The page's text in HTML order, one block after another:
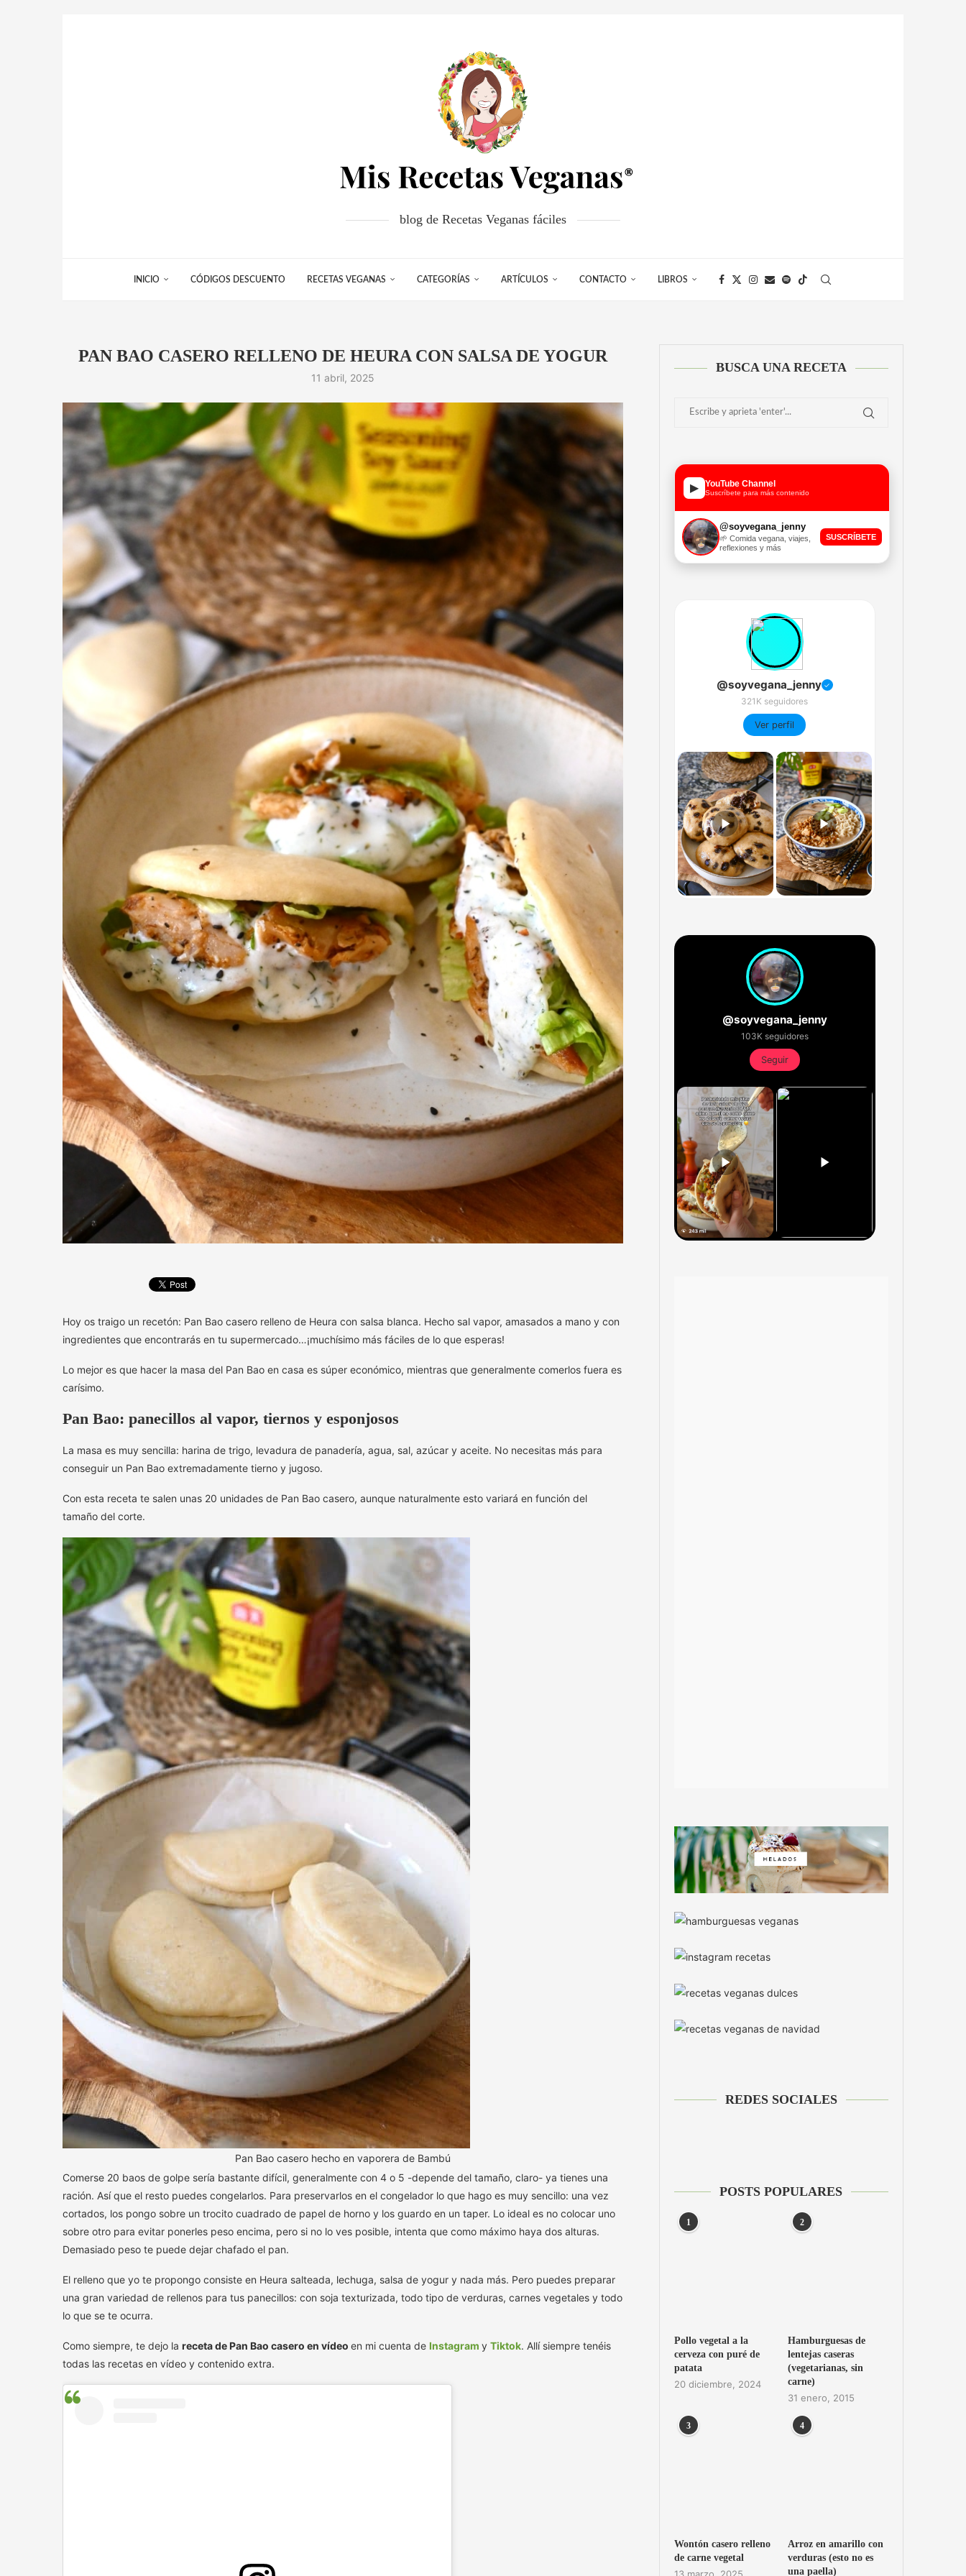
blog de Recetas Veganas fáciles
INICIO CÓDIGOS DESCUENTO RECETAS VEGANAS CATEGORÍAS ARTÍCULOS CONTACTO LIBROS
PAN BAO CASERO RELLENO DE HEURA CON SALSA DE YOGUR
11 abril, 2025
Hoy os traigo un recetón: Pan Bao casero relleno de Heura con salsa blanca. Hecho sal vapor, amasados a mano y con
ingredientes que encontrarás en tu supermercado…¡muchísimo más fáciles de lo que esperas!
Lo mejor es que hacer la masa del Pan Bao en casa es súper económico, mientras que generalmente comerlos fuera es
carísimo.
Pan Bao: panecillos al vapor, tiernos y esponjosos
La masa es muy sencilla: harina de trigo, levadura de panadería, agua, sal, azúcar y aceite. No necesitas más para
conseguir un Pan Bao extremadamente tierno y jugoso.
Con esta receta te salen unas 20 unidades de Pan Bao casero, aunque naturalmente esto variará en función del
tamaño del corte.
Pan Bao casero hecho en vaporera de Bambú
Comerse 20 baos de golpe sería bastante difícil, generalmente con 4 o 5 -depende del tamaño, claro- ya tienes una
ración. Así que el resto puedes congelarlos. Para preservarlos en el congelador lo que hago es muy sencillo: una vez
cortados, los pongo sobre un trocito cuadrado de papel de horno y los guardo en un taper. Lo ideal es no colocar uno
sobre otro para evitar ponerles peso encima, pero si no lo ves posible, intenta que como máximo haya dos alturas.
Demasiado peso te puede dejar chafado el pan.
El relleno que yo te propongo consiste en Heura salteada, lechuga, salsa de yogur y nada más. Pero puedes preparar
una gran variedad de rellenos para tus panecillos: con soja texturizada, todo tipo de verduras, carnes vegetales y todo
lo que se te ocurra.
Como siempre, te dejo la receta de Pan Bao casero en vídeo en mi cuenta de Instagram y Tiktok. Allí siempre tenéis
todas las recetas en vídeo y contenido extra.
BUSCA UNA RECETA
▶ YouTube Channel
Suscríbete para más contenido
@soyvegana_jenny
🌱 Comida vegana, viajes,
reflexiones y más
SUSCRÍBETE
@soyvegana_jenny ✓
321K seguidores
Ver perfil
@soyvegana_jenny
103K seguidores
Seguir
REDES SOCIALES
POSTS POPULARES
1
Pollo vegetal a la
cerveza con puré de
patata
20 diciembre, 2024
2
Hamburguesas de
lentejas caseras
(vegetarianas, sin
carne)
31 enero, 2015
3
Wontón casero relleno
de carne vegetal
4
Arroz en amarillo con
verduras (esto no es
una paella)